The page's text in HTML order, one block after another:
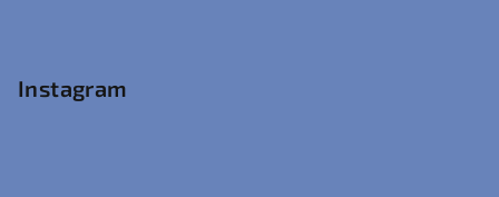
Instagram